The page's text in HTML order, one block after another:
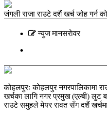
जंगली राजा राउटे दशैं खर्च जोह गर्न
न्युज मानसराेवर
कोहलपुरः कोहलपुर नगरपालिकामा
खर्चका लागि नगर प्रमुख (एल्बी) लुट
राउटे समुहले मेयर रावत सँग दशैं